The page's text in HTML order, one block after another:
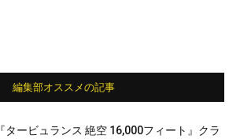
編集部オススメの記事
『タービュランス 絶空 16,000フィート』クラ